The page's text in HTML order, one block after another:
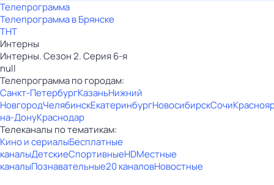
Телепрограмма
Телепрограмма в Брянске
ТНТ
Интерны
Интерны. Сезон 2. Серия 6-я
null
Телепрограмма по городам:
Санкт-ПетербургКазаньНижний
НовгородЧелябинскЕкатеринбургНовосибирскСочи
на-ДонуКраснодар
Телеканалы по тематикам:
Кино и сериалыБесплатные
каналыДетскиеСпортивныеHDМестные
каналыПознавательные20 каналовНовостные